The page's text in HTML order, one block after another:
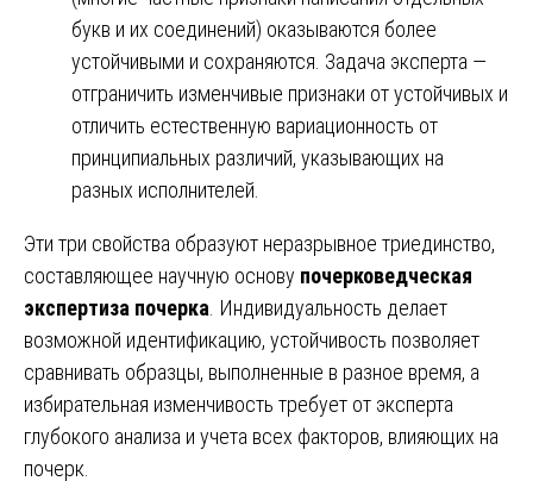
букв и их соединений) оказываются более
устойчивыми и сохраняются. Задача эксперта —
отграничить изменчивые признаки от устойчивых и
отличить естественную вариационность от
принципиальных различий, указывающих на
разных исполнителей.
Эти три свойства образуют неразрывное триединство,
составляющее научную основу почерковедческая
экспертиза почерка . Индивидуальность делает
возможной идентификацию, устойчивость позволяет
сравнивать образцы, выполненные в разное время, а
избирательная изменчивость требует от эксперта
глубокого анализа и учета всех факторов, влияющих на
почерк.